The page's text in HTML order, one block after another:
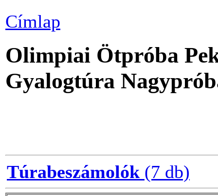
Címlap
Olimpiai Ötpróba
Gyalogtúra
Túrabeszámolók (7 db)